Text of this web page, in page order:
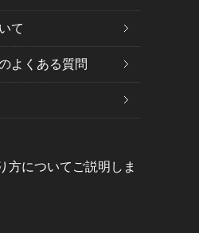
て
よくある質問
方についてご説明しま